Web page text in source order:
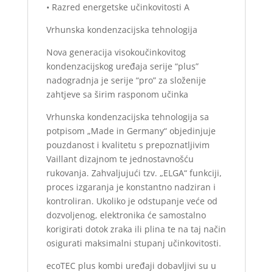
• Razred energetske učinkovitosti A
Vrhunska kondenzacijska tehnologija
Nova generacija visokoučinkovitog
kondenzacijskog uređaja serije “plus”
nadogradnja je serije “pro” za složenije
zahtjeve sa širim rasponom učinka
Vrhunska kondenzacijska tehnologija sa
potpisom „Made in Germany“ objedinjuje
pouzdanost i kvalitetu s prepoznatljivim
Vaillant dizajnom te jednostavnošću
rukovanja. Zahvaljujući tzv. „ELGA“ funkciji,
proces izgaranja je konstantno nadziran i
kontroliran. Ukoliko je odstupanje veće od
dozvoljenog, elektronika će samostalno
korigirati dotok zraka ili plina te na taj način
osigurati maksimalni stupanj učinkovitosti.
ecoTEC plus kombi uređaji dobavljivi su u